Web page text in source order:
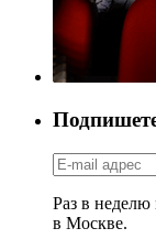
Раз в
в Москве.